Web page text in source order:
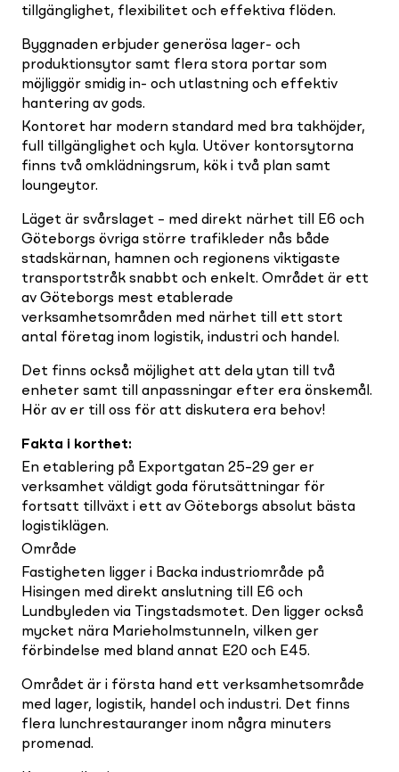
tillgänglighet, flexibilitet och effektiva flöden.
Byggnaden erbjuder generösa lager- och
produktionsytor samt flera stora portar som
möjliggör smidig in- och utlastning och effektiv
hantering av gods.
Kontoret har modern standard med bra takhöjder,
full tillgänglighet och kyla. Utöver kontorsytorna
finns två omklädningsrum, kök i två plan samt
loungeytor.
Läget är svårslaget – med direkt närhet till E6 och
Göteborgs övriga större trafikleder nås både
stadskärnan, hamnen och regionens viktigaste
transportstråk snabbt och enkelt. Området är ett
av Göteborgs mest etablerade
verksamhetsområden med närhet till ett stort
antal företag inom logistik, industri och handel.
Det finns också möjlighet att dela ytan till två
enheter samt till anpassningar efter era önskemål.
Hör av er till oss för att diskutera era behov!
Fakta i korthet:
En etablering på Exportgatan 25–29 ger er
verksamhet väldigt goda förutsättningar för
fortsatt tillväxt i ett av Göteborgs absolut bästa
logistiklägen.
Område
Fastigheten ligger i Backa industriområde på
Hisingen med direkt anslutning till E6 och
Lundbyleden via Tingstadsmotet. Den ligger också
mycket nära Marieholmstunneln, vilken ger
förbindelse med bland annat E20 och E45.
Området är i första hand ett verksamhetsområde
med lager, logistik, handel och industri. Det finns
flera lunchrestauranger inom några minuters
promenad.